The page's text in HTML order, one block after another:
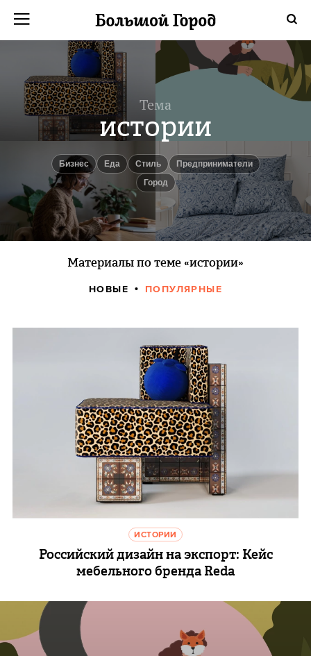
Тема
истории
бизнес еда Стиль
Предприниматели
город
Материалы по теме «истории»
НОВЫЕ ПОПУЛЯРНЫЕ
ИСТОРИИ
Российский дизайн на экспорт: Кейс
мебельного бренда Reda